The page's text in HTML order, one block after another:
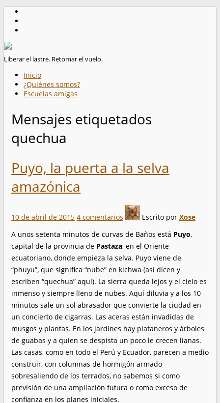
Liberar el lastre. Retomar el vuelo.
Inicio
¿Quiénes somos?
Escuelas amigas
Mensajes etiquetados
quechua
Puyo, la puerta a la selva
amazónica
10 de abril de 2015 4 comentarios Escrito por Xose
A unos setenta minutos de curvas de Baños está Puyo,
capital de la provincia de Pastaza, en el Oriente
ecuatoriano, donde empieza la selva. Puyo viene de
“phuyu”, que significa “nube” en kichwa (así dicen y
escriben “quechua” aquí). La sierra queda lejos y el cielo es
inmenso y siempre lleno de nubes. Aquí diluvia y a los 10
minutos sale un sol abrasador que convierte la ciudad en
un concierto de cigarras. Las aceras están invadidas de
musgos y plantas. En los jardines hay plataneros y árboles
de guabas y a quien se despista un poco le crecen lianas.
Las casas, como en todo el Perú y Ecuador, parecen a medio
construir, con columnas de hormigón armado
sobresaliendo de los terrados, no sabemos si como
previsión de una ampliación futura o como exceso de
confianza en los planes iniciales.